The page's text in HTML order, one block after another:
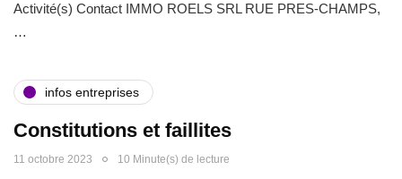
Activité(s) Contact IMMO ROELS SRL RUE PRES-CHAMPS,
…
infos entreprises
Constitutions et faillites
11 octobre 2023 10 Minute(s) de lecture